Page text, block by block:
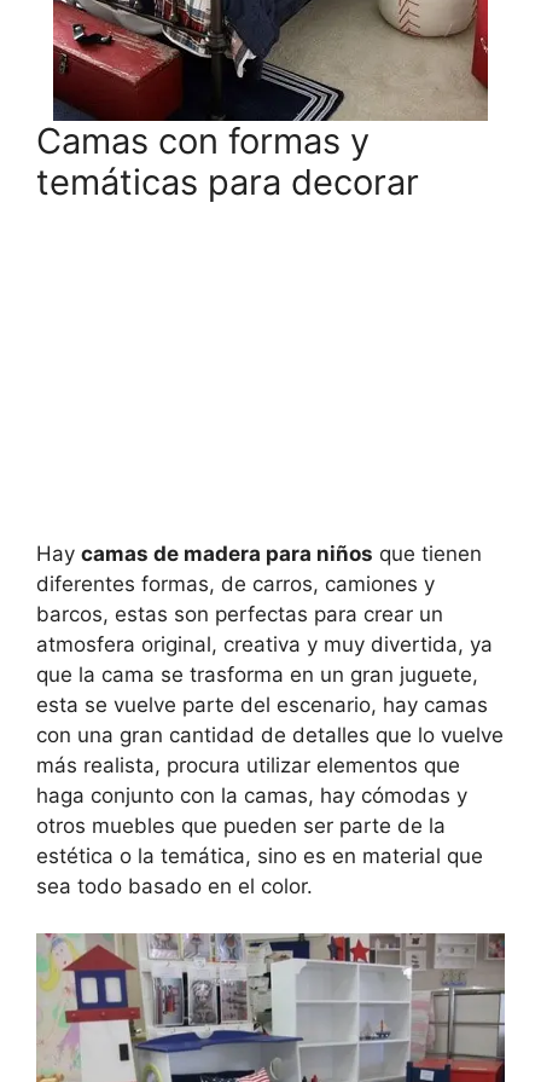
Camas con formas y
temáticas para decorar
Hay camas de madera para niños que tienen
diferentes formas, de carros, camiones y
barcos, estas son perfectas para crear un
atmosfera original, creativa y muy divertida, ya
que la cama se trasforma en un gran juguete,
esta se vuelve parte del escenario, hay camas
con una gran cantidad de detalles que lo vuelve
más realista, procura utilizar elementos que
haga conjunto con la camas, hay cómodas y
otros muebles que pueden ser parte de la
estética o la temática, sino es en material que
sea todo basado en el color.